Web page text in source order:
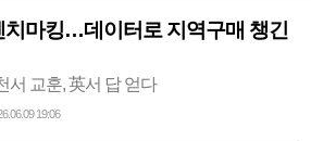
치마킹…데이터로 지역구매 챙긴
서 교훈, 英서 답 얻다
19:06